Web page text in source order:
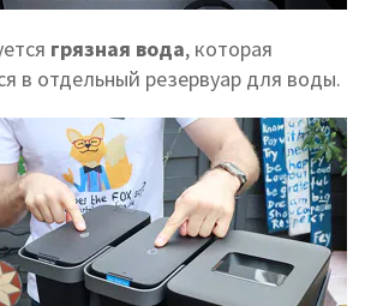
грязная вода, которая
в отдельный резервуар для воды.